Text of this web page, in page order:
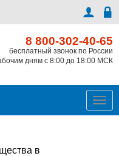
8 800-302-40-65
бесплатный звонок по России
дням с 8:00 до 18:00 МСК
в